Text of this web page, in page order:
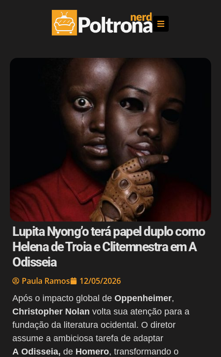
Lupita Nyong’o terá papel duplo como
Helena de Troia e Clitemnestra em A
Odisseia
Paula Ramos 12/05/2026
Após o impacto global de Oppenheimer,
Christopher Nolan volta sua atenção para a
fundação da literatura ocidental. O diretor
assume a ambiciosa tarefa de adaptar
A Odisseia, de Homero, transformando o